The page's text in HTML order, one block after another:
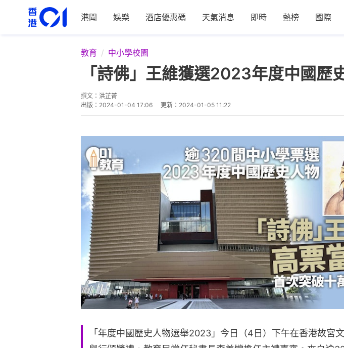
港聞 娛樂 酒店優惠碼 天氣消息 即時 熱榜 國際
教育 中小學校園
「詩佛」王維獲選2023年度中國
撰文： 洪芷菁
出版： 2024-01-04 17:06 更新： 2024-01-05 11:22
「年度中國歷史人物選舉2023」今日（4日）下午在香港故宮